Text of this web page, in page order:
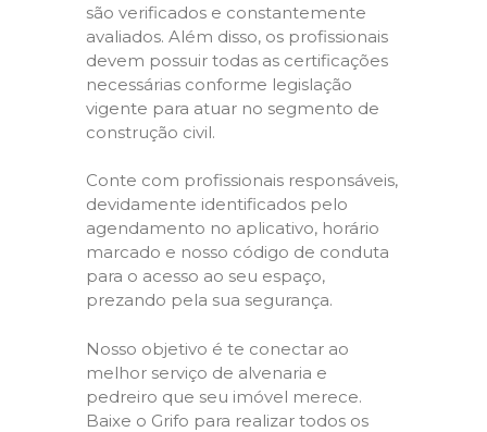
são verificados e constantemente
avaliados. Além disso, os profissionais
devem possuir todas as certificações
necessárias conforme legislação
vigente para atuar no segmento de
construção civil.
Conte com profissionais responsáveis,
devidamente identificados pelo
agendamento no aplicativo, horário
marcado e nosso código de conduta
para o acesso ao seu espaço,
prezando pela sua segurança.
Nosso objetivo é te conectar ao
melhor serviço de alvenaria e
pedreiro que seu imóvel merece.
Baixe o Grifo para realizar todos os